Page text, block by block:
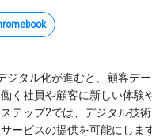
ジタル化が進むと、顧客デ
く社員や顧客に新しい体験
テップ2では、デジタル技
ービスの提供を可能にしま